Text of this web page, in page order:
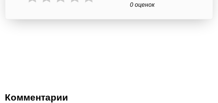
0 оценок
Комментарии